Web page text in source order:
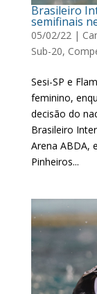
Brasileiro
semifinais
05/02/22 |
Sub-20,
Sesi-SP e
feminino,
decisão do
Brasileiro
Arena ABDA,
Pinheiros...